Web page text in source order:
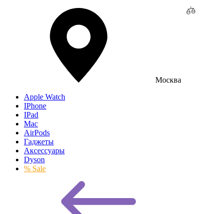
Москва
Apple Watch
IPhone
IPad
Mac
AirPods
Гаджеты
Аксессуары
Dyson
% Sale